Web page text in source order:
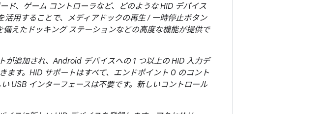
ド、ゲーム コントローラなど、どのような HID デバイス
活用することで、メディアドックの再生 / 一時停止ボタン
えたドッキング ステーションなどの高度な機能が提供で
が追加され、Android デバイスへの 1 つ以上の HID 入力デ
す。HID サポートはすべて、エンドポイント 0 のコント
USB インターフェースは不要です。新しいコントロール